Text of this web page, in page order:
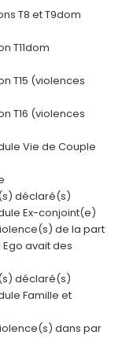
T8 et T9dom
T11dom
T15 (violences
T16 (violences
Vie de Couple
déclaré(s)
Ex-conjoint(e)
de la part
avait des
déclaré(s)
Famille et
dans par